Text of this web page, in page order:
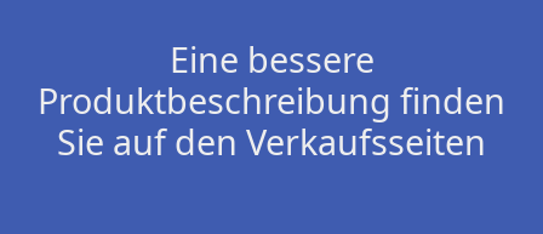
Eine bessere
Produktbeschreibung finden
Sie auf den Verkaufsseiten